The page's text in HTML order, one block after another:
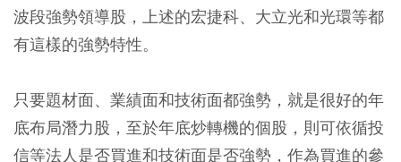
波段強勢領導股，上述的宏捷科、大立光和光環等都
有這樣的強勢特性。
只要題材面、業績面和技術面都強勢，就是很好的年
底布局潛力股，至於年底炒轉機的個股，則可依循投
信等法人是否買進和技術面是否強勢，作為買進的參